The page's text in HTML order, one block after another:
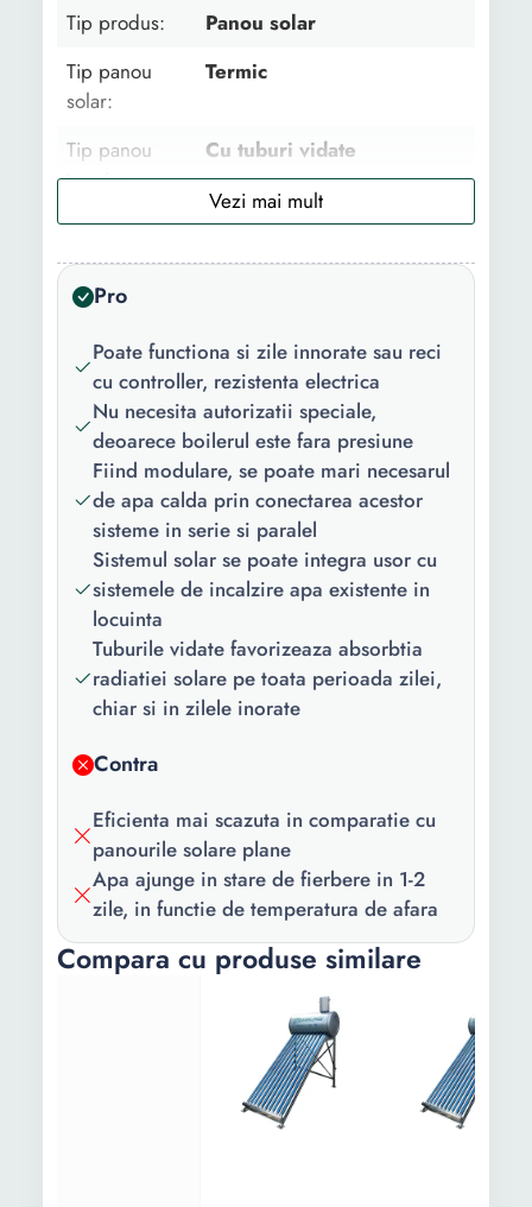
Tip produs:
Panou solar
Tip panou
solar:
Termic
Tip panou
termic:
Cu tuburi vidate
Structura:
Cu rezervor
cheie:
(asigura absorbtia maxima
pe toata perioada zilei)
Permite golirea integrala
fara demontare Durata de
viata de peste 20 de ani
Rezistenta la vant
Continut
pachet:
1 colet rezervor 100 litri 1
colet 10 tuburi vidate 1
suport si sistem de
prindere
Putere maxima: 0 W
Temperatura
Numar tuburi:
10
Capacitate
lichid:
100 l
Diametru
1/2" FE
Interior - INOX folosit in
Pro
Poate functiona si zile innorate sau reci
cu controller, rezistenta electrica
Nu necesita autorizatii speciale,
deoarece boilerul este fara presiune
Fiind modulare, se poate mari necesarul
de apa calda prin conectarea acestor
sisteme in serie si paralel
Sistemul solar se poate integra usor cu
sistemele de incalzire apa existente in
locuinta
Tuburile vidate favorizeaza absorbtia
radiatiei solare pe toata perioada zilei,
chiar si in zilele inorate
Contra
Eficienta mai scazuta in comparatie cu
panourile solare plane
Apa ajunge in stare de fierbere in 1-2
zile, in functie de temperatura de afara
Compara cu produse similare